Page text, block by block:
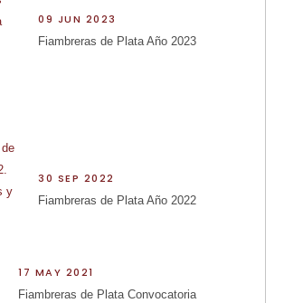
09 JUN 2023
Fiambreras de Plata Año 2023
30 SEP 2022
Fiambreras de Plata Año 2022
17 MAY 2021
Fiambreras de Plata Convocatoria